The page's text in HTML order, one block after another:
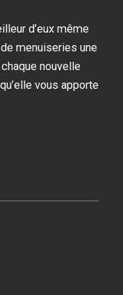
d’eux même
menuiseries une
nouvelle
vous apporte